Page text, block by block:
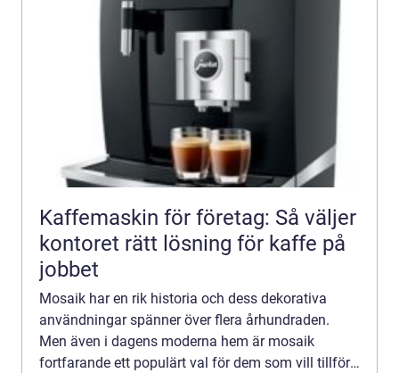
Kaffemaskin för företag: Så väljer
kontoret rätt lösning för kaffe på
jobbet
Mosaik har en rik historia och dess dekorativa
användningar spänner över flera århundraden.
Men även i dagens moderna hem är mosaik
fortfarande ett populärt val för dem som vill tillföra